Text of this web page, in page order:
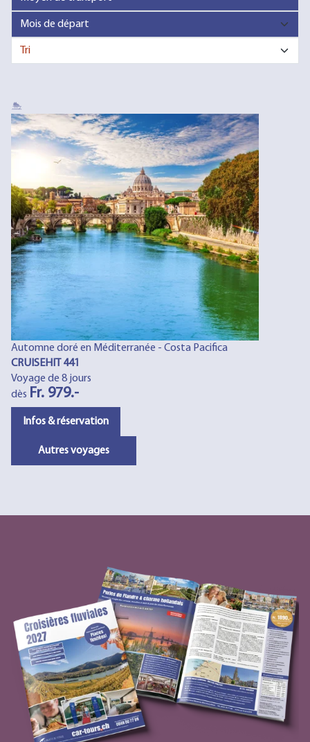
Automne doré en Méditerranée - Costa Pacifica
CRUISEHIT 441
Voyage de 8 jours
dès Fr. 979.-
Infos & réservation
Autres voyages